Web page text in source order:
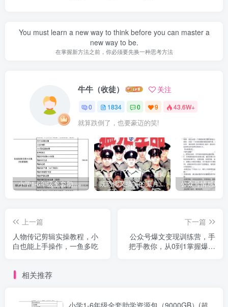
You must learn a new way to think before you can master a
new way to be.
在掌握新方法之前，你必须要先换一种思考方法
牛牛（收徒） 关注
0 1834 0 9 43.6W+
就算跌倒了，也要豪迈的笑!
小学1-6年级全套助学资源包（9000GB）(超值的精品资源-会员也需单独购买哦) 既恐怖又搞笑的鬼片（10部猛鬼恐怖片都是喜剧片）
上一篇
人物传记剪辑实操教程，小
白也能上手操作，一鱼多吃
下一篇
公众号爆文变现训练营，手
把手教你，从0到1掌握爆文
相关推荐
小学1-6年级全套助学资源包（9000GB）(超